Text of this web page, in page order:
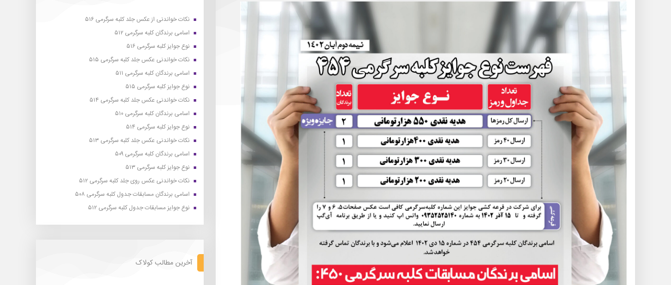
نکات خواندنی از عکس جلد کلبه سرگرمی ۵۱۶
اسامی برندگان کلبه سرگرمی ۵۱۲
نوع جوایز کلبه سرگرمی ۵۱۶
نکات خواندنی عکس جلد کلبه سرگرمی ۵۱۵
اسامی برندگان کلبه سرگرمی ۵۱۱
نوع جوایز کلبه سرگرمی ۵۱۵
نکات خواندنی عکس جلد کلبه سرگرمی ۵۱۴
اسامی برندگان کلبه سرگرمی ۵۱۰
نوع جوایز کلبه سرگرمی ۵۱۴
نکات خواندنی عکس جلد کلبه سرگرمی ۵۱۳
اسامی برندگان کلبه سرگرمی ۵۰۹
نوع جوایز کلبه سرگرمی ۵۱۳
نکات خواندنی عکس روی جلد کلبه سرگرمی ۵۱۲
اسامی برندگان مسابقات جدول کلبه سرگرمی ۵۰۸
نوع جوایز مسابقات جدول کلبه سرگرمی ۵۱۲
آخرین مطالب کولاک